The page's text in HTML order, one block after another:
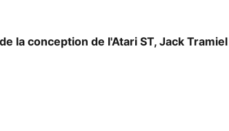
la conception de l'Atari ST, Jack Tramiel